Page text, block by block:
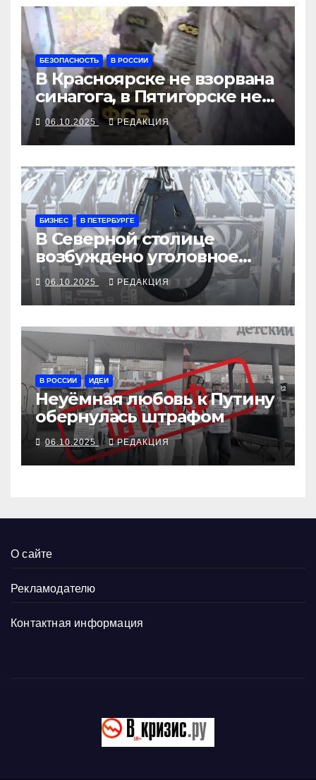
БЕЗОПАСНОСТЬ В РОССИИ
В Красноярске не взорвана
синагога, в Пятигорске не
сгорела еврейская община
06.10.2025 РЕДАКЦИЯ
БИЗНЕС В ПЕТЕРБУРГЕ
В Северной столице
возбуждено уголовное
дело по редкому составу
06.10.2025 РЕДАКЦИЯ
В РОССИИ ИДЕИ
Неуёмная любовь к Путину
обернулась штрафом
06.10.2025 РЕДАКЦИЯ
О сайте
Рекламодателю
Контактная информация